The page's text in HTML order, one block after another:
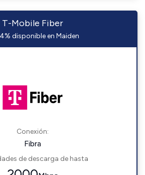
T-Mobile Fiber
disponible en Maiden
Conexión:
Fibra
de descarga de hasta